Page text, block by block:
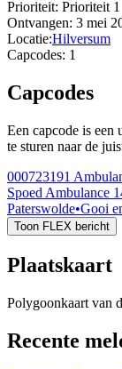
Prioriteit: Prioriteit 1
Ontvangen: 3 mei
Locatie:Hilversum
Capcodes: 1
Capcodes
Een capcode is
te sturen naar de
000723191
Spoed Ambulance
Paterswolde•Gooi
Toon FLEX bericht
Plaatskaart
Polygoonkaart van
Recente